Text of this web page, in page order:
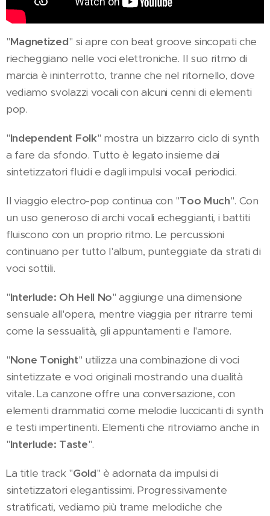
"Magnetized" si apre con beat groove sincopati che
riecheggiano nelle voci elettroniche. Il suo ritmo di
marcia è ininterrotto, tranne che nel ritornello, dove
vediamo svolazzi vocali con alcuni cenni di elementi
pop.
"Independent Folk" mostra un bizzarro ciclo di synth
a fare da sfondo. Tutto è legato insieme dai
sintetizzatori fluidi e dagli impulsi vocali periodici.
Il viaggio electro-pop continua con "Too Much". Con
un uso generoso di archi vocali echeggianti, i battiti
fluiscono con un proprio ritmo. Le percussioni
continuano per tutto l'album, punteggiate da strati di
voci sottili.
"Interlude: Oh Hell No" aggiunge una dimensione
sensuale all'opera, mentre viaggia per ritrarre temi
come la sessualità, gli appuntamenti e l'amore.
"None Tonight" utilizza una combinazione di voci
sintetizzate e voci originali mostrando una dualità
vitale. La canzone offre una conversazione, con
elementi drammatici come melodie luccicanti di synth
e testi impertinenti. Elementi che ritroviamo anche in
"Interlude: Taste".
La title track "Gold" è adornata da impulsi di
sintetizzatori elegantissimi. Progressivamente
stratificati, vediamo più trame melodiche che